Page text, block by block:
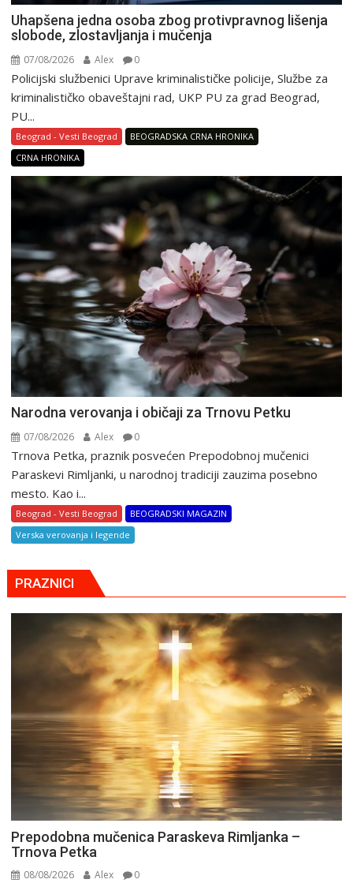
Uhapšena jedna osoba zbog protivpravnog lišenja
slobode, zlostavljanja i mučenja
07/08/2026 Alex 0
Policijski službenici Uprave kriminalističke policije, Službe za
kriminalističko obaveštajni rad, UKP PU za grad Beograd,
PU...
Beograd - Vesti Beograd
BEOGRADSKA CRNA HRONIKA
CRNA HRONIKA
Narodna verovanja i običaji za Trnovu Petku
07/08/2026 Alex 0
Trnova Petka, praznik posvećen Prepodobnoj mučenici
Paraskevi Rimljanki, u narodnoj tradiciji zauzima posebno
mesto. Kao i...
Beograd - Vesti Beograd
BEOGRADSKI MAGAZIN
Verska verovanja i legende
PRAZNICI
Prepodobna mučenica Paraskeva Rimljanka –
Trnova Petka
08/08/2026 Alex 0